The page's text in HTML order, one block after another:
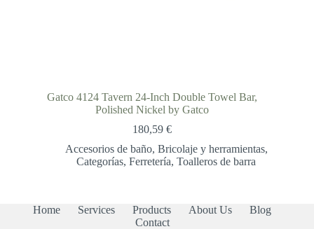
Gatco 4124 Tavern 24-Inch Double Towel Bar,
Polished Nickel by Gatco
180,59€
Accesorios de baño, Bricolaje y herramientas,
Categorías,Ferretería,Toalleros de barra
Home Services Products About Us
Blog
Contact